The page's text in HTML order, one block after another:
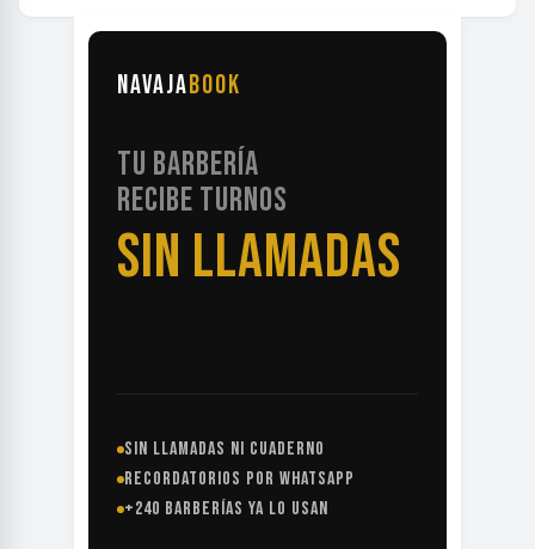
NAVAJABOOK
TU BARBERÍA
RECIBE TURNOS
SIN LLAMADAS
SIN LLAMADAS NI CUADERNO
RECORDATORIOS POR WHATSAPP
+240 BARBERÍAS YA LO USAN